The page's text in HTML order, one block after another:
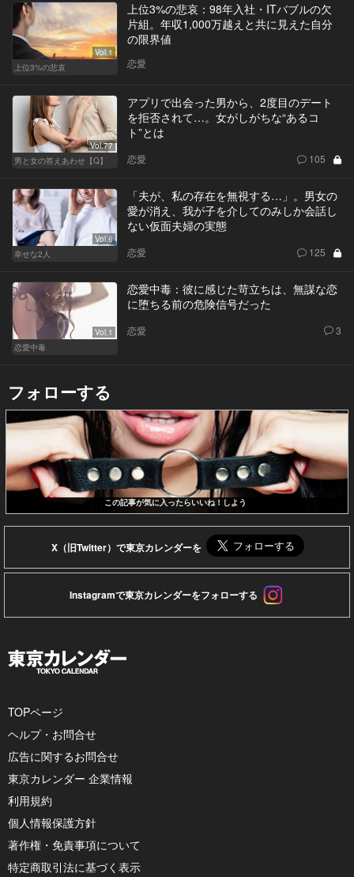
Vol.1
上位3%の悲哀
上位3%の悲哀：98年入社・ITバブルの欠
片組。年収1,000万越えと共に見えた自分
の限界値
恋愛
Vol.77
男と女の答えあわせ【Q】
アプリで出会った男から、2度目のデート
を拒否されて…。女がしがちな“あるコ
ト”とは
恋愛 105
Vol.6
幸せな2人
「夫が、私の存在を無視する…」。男女の
愛が消え、我が子を介してのみしか会話し
ない仮面夫婦の実態
恋愛 125
Vol.1
恋愛中毒
恋愛中毒：彼に感じた苛立ちは、無謀な恋
に堕ちる前の危険信号だった
恋愛 3
フォローする
この記事が気に入ったらいいね！しよう
X（旧Twitter）で東京カレンダーを
Instagramで東京カレンダーをフォローする
TOPページ
ヘルプ・お問合せ
広告に関するお問合せ
東京カレンダー 企業情報
利用規約
個人情報保護方針
著作権・免責事項について
特定商取引法に基づく表示